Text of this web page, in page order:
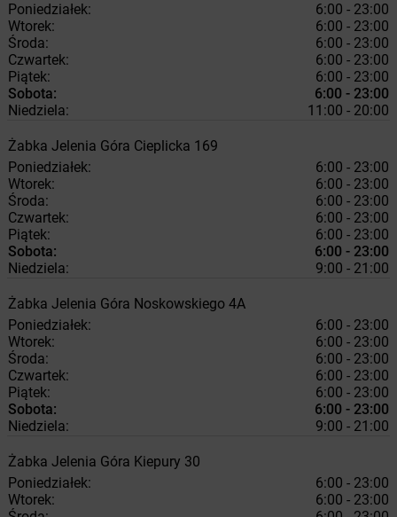
Poniedziałek:
6:00 - 23:00
Wtorek:
6:00 - 23:00
Środa:
6:00 - 23:00
Czwartek:
6:00 - 23:00
Piątek:
6:00 - 23:00
Sobota:
6:00 - 23:00
Niedziela:
11:00 - 20:00
Żabka Jelenia Góra Cieplicka 169
Poniedziałek:
6:00 - 23:00
Wtorek:
6:00 - 23:00
Środa:
6:00 - 23:00
Czwartek:
6:00 - 23:00
Piątek:
6:00 - 23:00
Sobota:
6:00 - 23:00
Niedziela:
9:00 - 21:00
Żabka Jelenia Góra Noskowskiego 4A
Poniedziałek:
6:00 - 23:00
Wtorek:
6:00 - 23:00
Środa:
6:00 - 23:00
Czwartek:
6:00 - 23:00
Piątek:
6:00 - 23:00
Sobota:
6:00 - 23:00
Niedziela:
9:00 - 21:00
Żabka Jelenia Góra Kiepury 30
Poniedziałek:
6:00 - 23:00
Wtorek:
6:00 - 23:00